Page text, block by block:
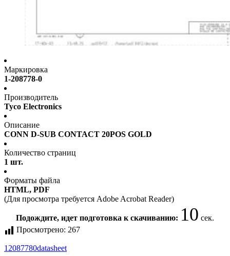
Маркировка
1-208778-0
Производитель
Tyco Electronics
Описание
CONN D-SUB CONTACT 20POS GOLD
Количество страниц
1 шт.
Форматы файла
HTML, PDF
(Для просмотра требуется Adobe Acrobat Reader)
Подождите, идет подготовка к скачиванию: 10 сек.
Просмотрено: 267
12087780datasheet